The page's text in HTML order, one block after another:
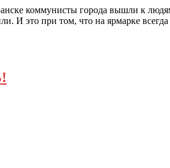
коммунисты города вышли к
И это при том, что на ярмарке